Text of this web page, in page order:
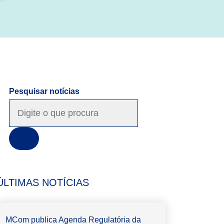
Pesquisar notícias
NOTÍCIAS
MCom publica Agenda Regulatória da